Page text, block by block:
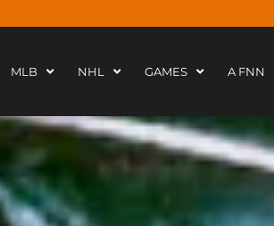
MLB NHL GAMES A FNN